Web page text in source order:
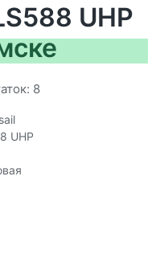
UHP
8
UHP